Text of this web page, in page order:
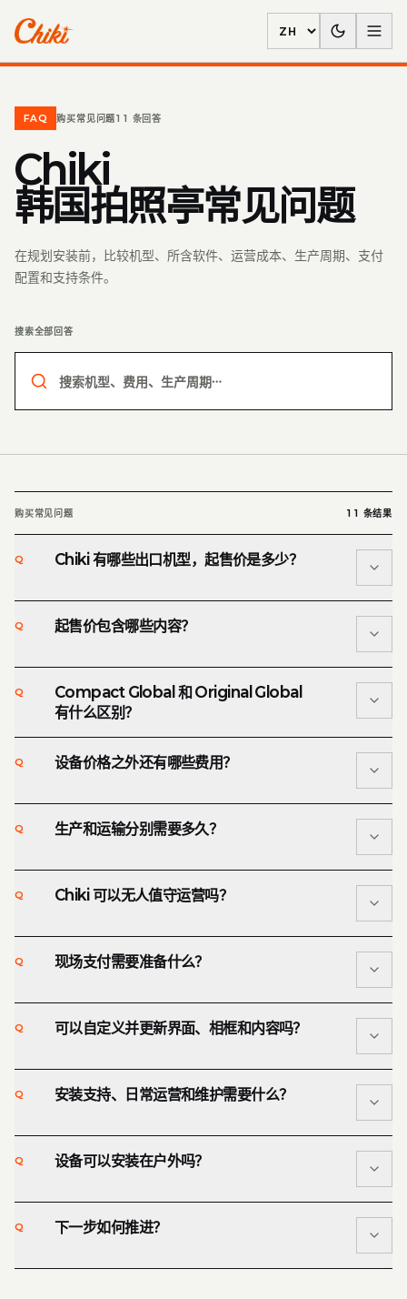
Language
FAQ 购买常见问题11 条回答
Chiki
韩国拍照亭常见问题
在规划安装前，比较机型、所含软件、运营成本、生产周期、支付
配置和支持条件。
搜索全部回答
购买常见问题 11 条结果
Q Chiki 有哪些出口机型，起售价是多少？
Compact Global 起售价为 USD 6,500，Original
Global 起售价为 USD 7,900。最终设备配置和出口条件
Q 起售价包含哪些内容？
起售价包含拍照亭硬件，以及针对所购设备提供永久许可
的 Chiki 定制软件包。基本配置包括触摸屏自助操作、照
片打印机、工业迷你电脑、触摸显示器、QR 下载，以及
相框和内容管理功能。支付硬件、可选 AI 风格模型、运
Q
Compact Global 和 Original Global
有什么区别？
Compact Global 尺寸为 H 1500 × W 450 × D 580
mm，配备 15.6 英寸触摸屏，适合商店、快闪店、咖啡馆
800 × D 550 mm，配备 21.5 英寸触摸屏，适合酒店、
Q 设备价格之外还有哪些费用？
运输与安装、当地税费与关税、当地支付硬件将另行确
认。QR 服务器费为每次保存 $0.25，按月结算。相纸的
过程中确认。
Q 生产和运输分别需要多久？
付款并确认最终规格后，生产周期为 2 至 4 周。从韩国提
货或运输以及现场安装，将根据目的地、运输方式和场地
Q Chiki 可以无人值守运营吗？
可以。Chiki 支持拍摄、支付、打印和 QR 下载的自助流
程。当地支付配置和访客引导方式会根据每个场地确认。
Q 现场支付需要准备什么？
面向美国运营方，Chiki 支持集成 Stripe Terminal
S700。运营方需要当地 Stripe 账户和兼容终端。终端需
Q 可以自定义并更新界面、相框和内容吗？
Chiki 包含相框和内容管理功能。品牌视觉、相框布局、界
Q 安装支持、日常运营和维护需要什么？
出口配置评估包含远程设置和故障排查支持。日常运营主
要需要更换相纸、色带等兼容打印耗材。现场安装或现场
Q 设备可以安装在户外吗？
设备不具备防风雨能力。户外使用时必须设置合适的防水
Q 下一步如何推进？